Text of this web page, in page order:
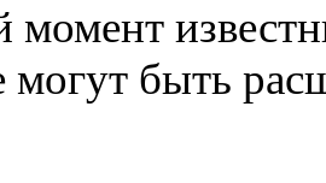
момент
могут быть